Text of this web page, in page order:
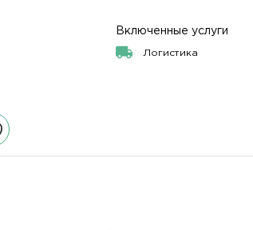
Включенные услуги
Логистика